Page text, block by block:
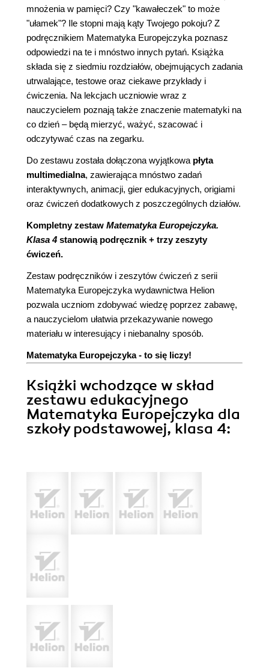
mnożenia w pamięci? Czy "kawałeczek" to może
"ułamek"? Ile stopni mają kąty Twojego pokoju? Z
podręcznikiem Matematyka Europejczyka poznasz
odpowiedzi na te i mnóstwo innych pytań. Książka
składa się z siedmiu rozdziałów, obejmujących zadania
utrwalające, testowe oraz ciekawe przykłady i
ćwiczenia. Na lekcjach uczniowie wraz z
nauczycielem poznają także znaczenie matematyki na
co dzień – będą mierzyć, ważyć, szacować i
odczytywać czas na zegarku.
Do zestawu została dołączona wyjątkowa płyta
multimedialna, zawierająca mnóstwo zadań
interaktywnych, animacji, gier edukacyjnych, origiami
oraz ćwiczeń dodatkowych z poszczególnych działów.
Kompletny zestaw Matematyka Europejczyka.
Klasa 4 stanowią podręcznik + trzy zeszyty
ćwiczeń.
Zestaw podręczników i zeszytów ćwiczeń z serii
Matematyka Europejczyka wydawnictwa Helion
pozwala uczniom zdobywać wiedzę poprzez zabawę,
a nauczycielom ułatwia przekazywanie nowego
materiału w interesujący i niebanalny sposób.
Matematyka Europejczyka - to się liczy!
Książki wchodzące w skład
zestawu edukacyjnego
Matematyka Europejczyka dla
szkoły podstawowej, klasa 4: